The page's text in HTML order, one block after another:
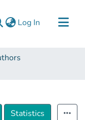
Log In (current)
Statistics